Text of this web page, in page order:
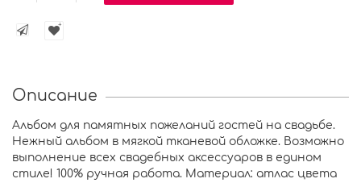
Описание
Альбом для памятных пожеланий гостей на свадьбе.
Нежный альбом в мягкой тканевой обложке. Возможно
выполнение всех свадебных аксессуаров в едином
стиле! 100% ручная работа. Материал: атлас цвета